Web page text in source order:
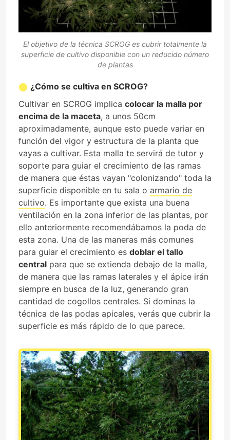
El objetivo de la técnica SCROG es cubrir totalmente la
superficie de cultivo disponible con un reducido número
de plantas
¿Cómo se cultiva en SCROG?
Cultivar en SCROG implica colocar la malla por
encima de la maceta, a unos 50cm
aproximadamente, aunque esto puede variar en
función del vigor y estructura de la planta que
vayas a cultivar. Esta malla te servirá de tutor y
soporte para guiar el crecimiento de las ramas
de manera que éstas vayan "colonizando" toda la
superficie disponible en tu sala o armario de
cultivo. Es importante que exista una buena
ventilación en la zona inferior de las plantas, por
ello anteriormente recomendábamos la poda de
esta zona. Una de las maneras más comunes
para guiar el crecimiento es doblar el tallo
central para que se extienda debajo de la malla,
de manera que las ramas laterales y el ápice irán
siempre en busca de la luz, generando gran
cantidad de cogollos centrales. Si dominas la
técnica de las podas apicales, verás que cubrir la
superficie es más rápido de lo que parece.